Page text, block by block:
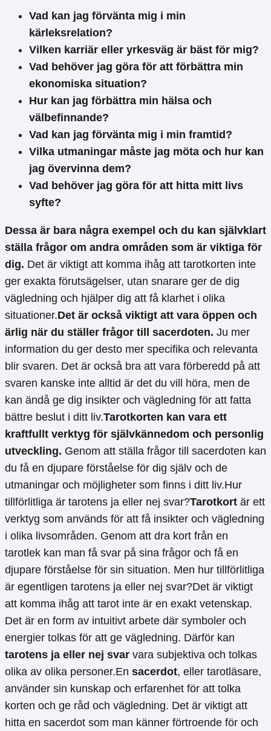
Vad kan jag förvänta mig i min
kärleksrelation?
Vilken karriär eller yrkesväg är bäst för mig?
Vad behöver jag göra för att förbättra min
ekonomiska situation?
Hur kan jag förbättra min hälsa och
välbefinnande?
Vad kan jag förvänta mig i min framtid?
Vilka utmaningar måste jag möta och hur kan
jag övervinna dem?
Vad behöver jag göra för att hitta mitt livs
syfte?
Dessa är bara några exempel och du kan självklart
ställa frågor om andra områden som är viktiga för
dig. Det är viktigt att komma ihåg att tarotkorten inte
ger exakta förutsägelser, utan snarare ger de dig
vägledning och hjälper dig att få klarhet i olika
situationer.Det är också viktigt att vara öppen och
ärlig när du ställer frågor till sacerdoten. Ju mer
information du ger desto mer specifika och relevanta
blir svaren. Det är också bra att vara förberedd på att
svaren kanske inte alltid är det du vill höra, men de
kan ändå ge dig insikter och vägledning för att fatta
bättre beslut i ditt liv.Tarotkorten kan vara ett
kraftfullt verktyg för självkännedom och personlig
utveckling. Genom att ställa frågor till sacerdoten kan
du få en djupare förståelse för dig själv och de
utmaningar och möjligheter som finns i ditt liv.Hur
tillförlitliga är tarotens ja eller nej svar?Tarotkort är ett
verktyg som används för att få insikter och vägledning
i olika livsområden. Genom att dra kort från en
tarotlek kan man få svar på sina frågor och få en
djupare förståelse för sin situation. Men hur tillförlitliga
är egentligen tarotens ja eller nej svar?Det är viktigt
att komma ihåg att tarot inte är en exakt vetenskap.
Det är en form av intuitivt arbete där symboler och
energier tolkas för att ge vägledning. Därför kan
tarotens ja eller nej svar vara subjektiva och tolkas
olika av olika personer.En sacerdot, eller tarotläsare,
använder sin kunskap och erfarenhet för att tolka
korten och ge råd och vägledning. Det är viktigt att
hitta en sacerdot som man känner förtroende för och